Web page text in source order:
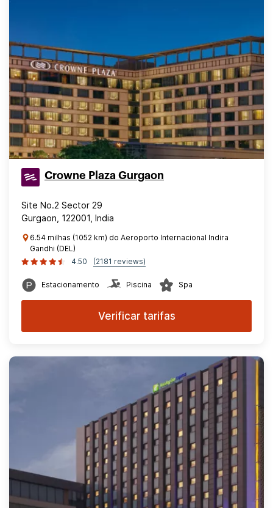
Crowne Plaza Gurgaon
Site No.2 Sector 29
Gurgaon, 122001, India
6.54 milhas (1052 km) do Aeroporto Internacional Indira
Gandhi (DEL)
4.50
(2181 reviews)
Estacionamento Piscina Spa
Verificar tarifas